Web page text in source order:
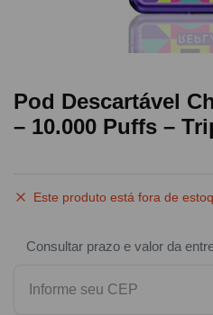
Pod Descartável
– 10.000 Puffs –
Este produto está fora de
Consultar prazo e valor da